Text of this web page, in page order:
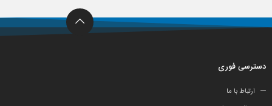
دسترسی فوری
ارتباط با ما